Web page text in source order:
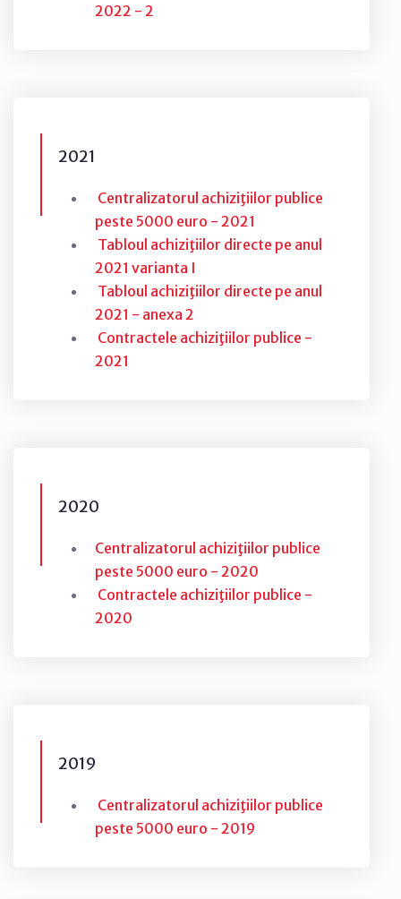
2022 - 2
2021
Centralizatorul achiziţiilor publice
peste 5000 euro - 2021
Tabloul achiziţiilor directe pe anul
2021 varianta I
Tabloul achiziţiilor directe pe anul
2021 - anexa 2
Contractele achiziţiilor publice -
2021
2020
Centralizatorul achiziţiilor publice
peste 5000 euro - 2020
Contractele achiziţiilor publice -
2020
2019
Centralizatorul achiziţiilor publice
peste 5000 euro - 2019